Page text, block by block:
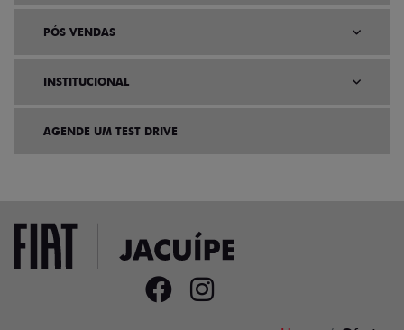
PÓS VENDAS
INSTITUCIONAL
AGENDE UM TEST DRIVE